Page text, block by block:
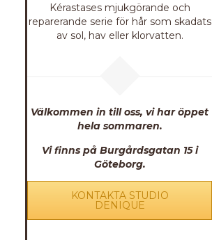
Kérastases mjukgörande och
reparerande serie för hår som skadats
av sol, hav eller klorvatten.
Välkommen in till oss, vi har öppet
hela sommaren.
Vi finns på Burgårdsgatan 15 i
Göteborg.
KONTAKTA STUDIO
DENIQUE